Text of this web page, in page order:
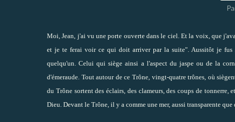
Moi, Jean, j'ai vu une porte ouverte dans le ciel. Et la voix, que
et je te ferai voir ce qui doit arriver par la suite". Aussitôt je fus
quelqu'un. Celui qui siège ainsi a l'aspect du jaspe ou de la
d'émeraude. Tout autour de ce Trône, vingt-quatre trônes, où
du Trône sortent des éclairs, des clameurs, des coups de
Dieu. Devant le Trône, il y a comme une mer, aussi transparente que